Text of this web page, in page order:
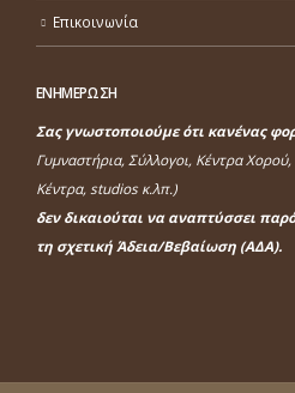
Επικοινωνία
ΕΝΗΜΕΡΩΣΗ
Σας γνωστοποιούμε ότι κανένας
Γυμναστήρια, Σύλλογοι, Κέντρα Χορού,
Κέντρα, studios κ.λπ.)
δεν δικαιούται να αναπτύσσει
τη σχετική Άδεια/Βεβαίωση (ΑΔΑ).